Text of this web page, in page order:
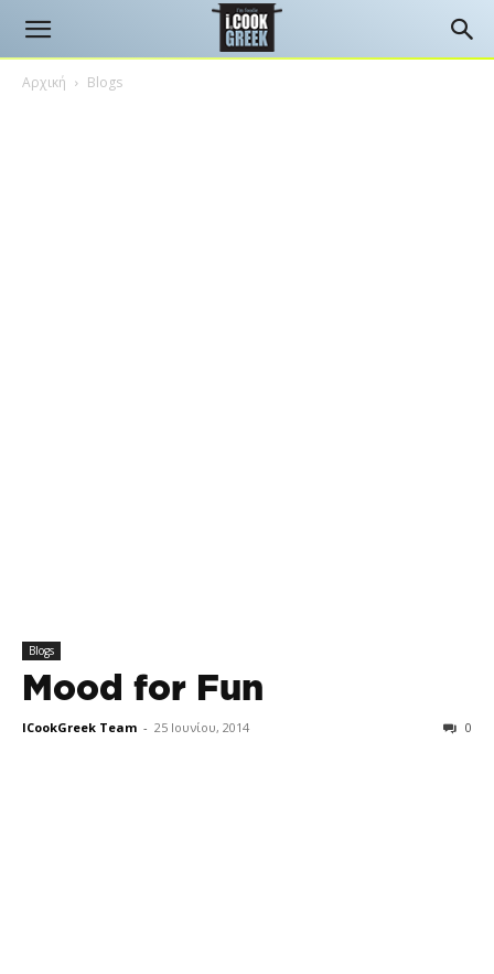
Αρχική Blogs
Blogs
Mood for Fun
ICookGreek Team - 25 Ιουνίου, 2014 0